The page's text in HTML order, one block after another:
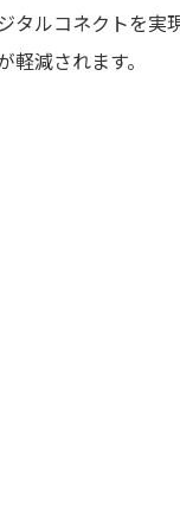
ルコネクトを実
減されます。